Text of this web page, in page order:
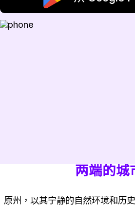
两端的城
原州，以其宁静的自然环境和历